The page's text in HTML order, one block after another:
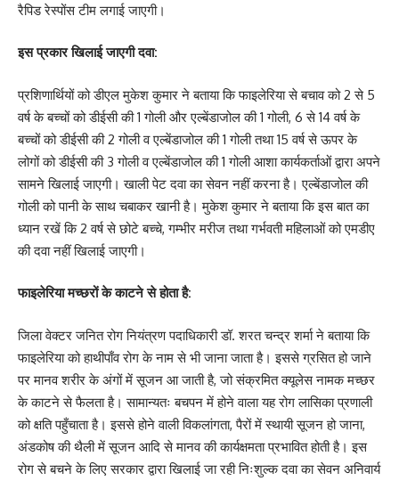
रैपिड रेस्पोंस टीम लगाई जाएगी।
इस प्रकार खिलाई जाएगी दवा:
प्रशिणार्थियों को डीएल मुकेश कुमार ने बताया कि फाइलेरिया से बचाव को 2 से 5
वर्ष के बच्चों को डीईसी की 1 गोली और एल्बेंडाजोल की 1 गोली, 6 से 14 वर्ष के
बच्चों को डीईसी की 2 गोली व एल्बेंडाजोल की 1 गोली तथा 15 वर्ष से ऊपर के
लोगों को डीईसी की 3 गोली व एल्बेंडाजोल की 1 गोली आशा कार्यकर्ताओं द्वारा अपने
सामने खिलाई जाएगी। खाली पेट दवा का सेवन नहीं करना है। एल्बेंडाजोल की
गोली को पानी के साथ चबाकर खानी है। मुकेश कुमार ने बताया कि इस बात का
ध्यान रखें कि 2 वर्ष से छोटे बच्चे, गम्भीर मरीज तथा गर्भवती महिलाओं को एमडीए
की दवा नहीं खिलाई जाएगी।
फाइलेरिया मच्छरों के काटने से होता है:
जिला वेक्टर जनित रोग नियंत्रण पदाधिकारी डॉ. शरत चन्द्र शर्मा ने बताया कि
फाइलेरिया को हाथीपाँव रोग के नाम से भी जाना जाता है। इससे ग्रसित हो जाने
पर मानव शरीर के अंगों में सूजन आ जाती है, जो संक्रमित क्यूलेस नामक मच्छर
के काटने से फैलता है। सामान्यतः बचपन में होने वाला यह रोग लासिका प्रणाली
को क्षति पहुँचाता है। इससे होने वाली विकलांगता, पैरों में स्थायी सूजन हो जाना,
अंडकोष की थैली में सूजन आदि से मानव की कार्यक्षमता प्रभावित होती है। इस
रोग से बचने के लिए सरकार द्वारा खिलाई जा रही निःशुल्क दवा का सेवन अनिवार्य